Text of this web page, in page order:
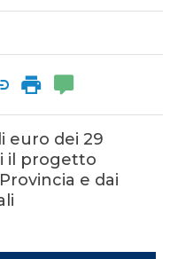
euro dei 29
il progetto
e dai